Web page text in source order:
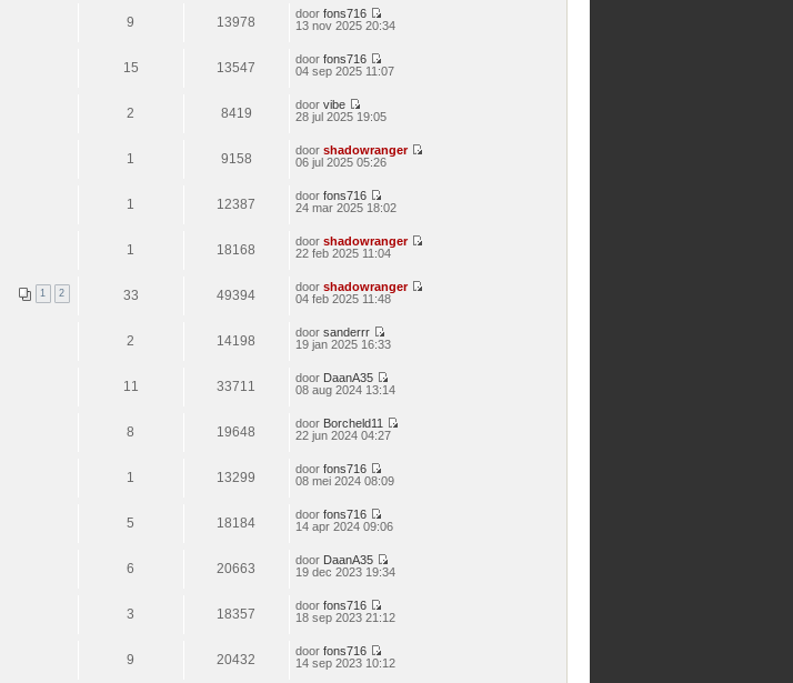
9 13978
door fons716
Bekijk
13 nov 2025 20:34
15 13547
door fons716
Bekijk
04 sep 2025 11:07
2 8419
door vibe
Bekijk
28 jul 2025 19:05
1 9158
door shadowranger
06 jul 2025 05:26
1 12387
door fons716
Bekijk
24 mar 2025 18:02
1 18168
door shadowranger
22 feb 2025 11:04
1 2 33 49394
door shadowranger
04 feb 2025 11:48
2 14198
door sanderrr
Bekijk
19 jan 2025 16:33
11 33711
door DaanA35
Bekijk
08 aug 2024 13:14
8 19648
door Borcheld11
22 jun 2024 04:27
1 13299
door fons716
Bekijk
08 mei 2024 08:09
5 18184
door fons716
Bekijk
14 apr 2024 09:06
6 20663
door DaanA35
Bekijk
19 dec 2023 19:34
3 18357
door fons716
Bekijk
18 sep 2023 21:12
9 20432
door fons716
Bekijk
14 sep 2023 10:12